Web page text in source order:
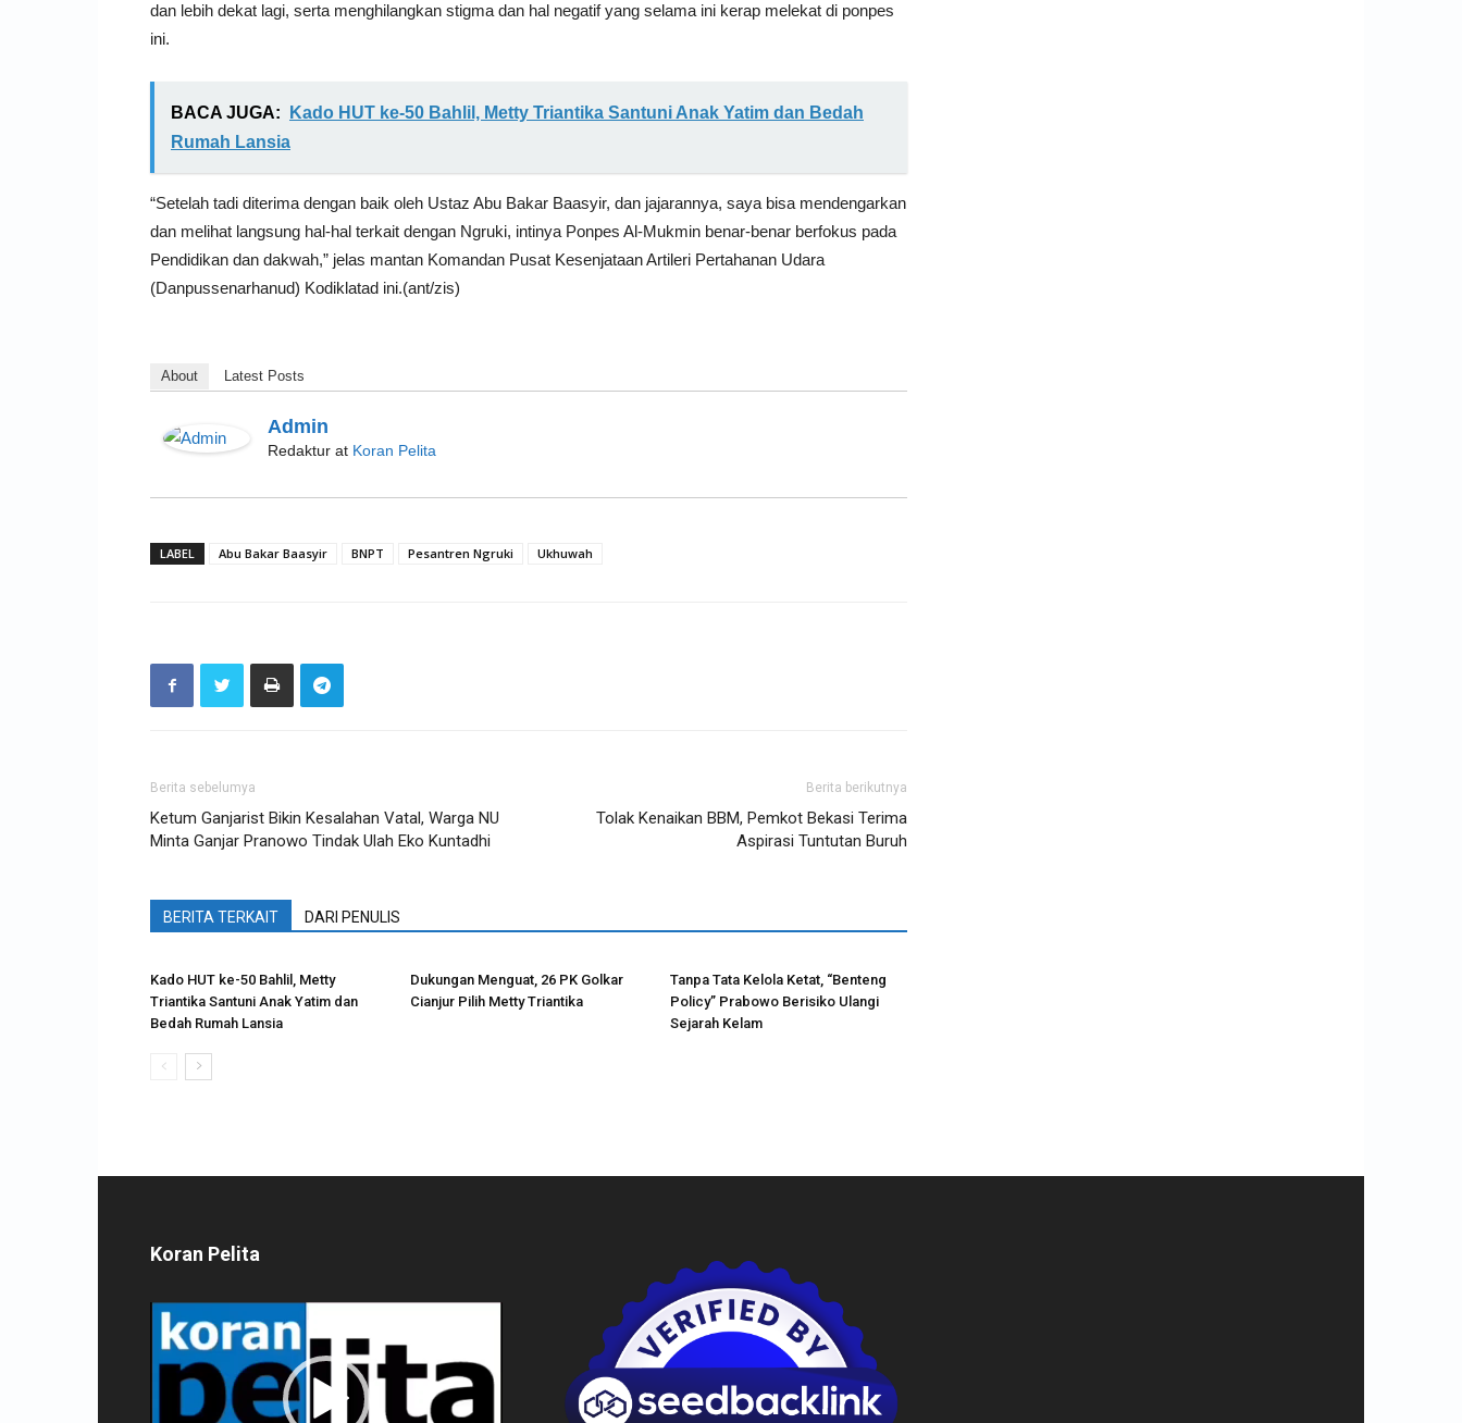
dan lebih dekat lagi, serta menghilangkan stigma dan hal negatif yang selama ini kerap melekat di ponpes
ini.
BACA JUGA:
Kado HUT ke-50 Bahlil, Metty Triantika Santuni Anak Yatim dan Bedah
Rumah Lansia
“Setelah tadi diterima dengan baik oleh Ustaz Abu Bakar Baasyir, dan jajarannya, saya bisa mendengarkan
dan melihat langsung hal-hal terkait dengan Ngruki, intinya Ponpes Al-Mukmin benar-benar berfokus pada
Pendidikan dan dakwah,” jelas mantan Komandan Pusat Kesenjataan Artileri Pertahanan Udara
(Danpussenarhanud) Kodiklatad ini.(ant/zis)
About Latest Posts
Admin
Redaktur at Koran Pelita
LABEL Abu Bakar Baasyir BNPT Pesantren Ngruki Ukhuwah
Berita sebelumya
Ketum Ganjarist Bikin Kesalahan Vatal, Warga NU
Minta Ganjar Pranowo Tindak Ulah Eko Kuntadhi
Berita berikutnya
Tolak Kenaikan BBM, Pemkot Bekasi Terima
Aspirasi Tuntutan Buruh
BERITA TERKAIT DARI PENULIS
Kado HUT ke-50 Bahlil, Metty
Triantika Santuni Anak Yatim dan
Bedah Rumah Lansia
Dukungan Menguat, 26 PK Golkar
Cianjur Pilih Metty Triantika
Tanpa Tata Kelola Ketat, “Benteng
Policy” Prabowo Berisiko Ulangi
Sejarah Kelam
Koran Pelita
Pemutar
Video